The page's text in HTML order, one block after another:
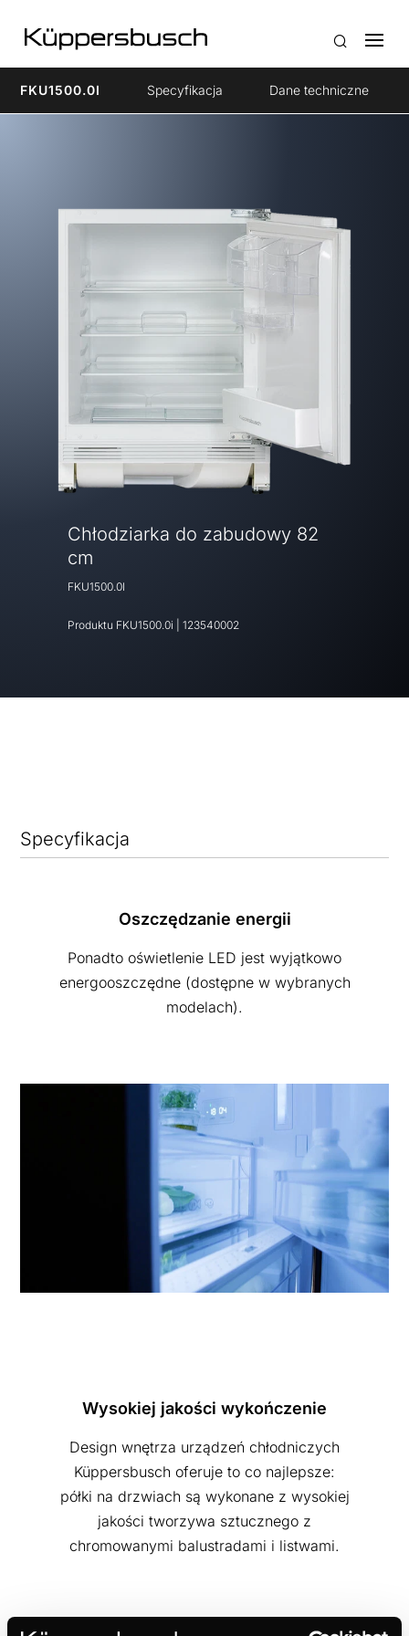
FKU1500.0I Specyfikacja Dane techniczne
Chłodziarka do zabudowy 82
cm
FKU1500.0I
Produktu FKU1500.0i 123540002
Specyfikacja
Oszczędzanie energii
Ponadto oświetlenie LED jest wyjątkowo
energooszczędne (dostępne w wybranych
modelach).
Wysokiej jakości wykończenie
Design wnętrza urządzeń chłodniczych
Küppersbusch oferuje to co najlepsze:
półki na drzwiach są wykonane z wysokiej
jakości tworzywa sztucznego z
chromowanymi balustradami i listwami.